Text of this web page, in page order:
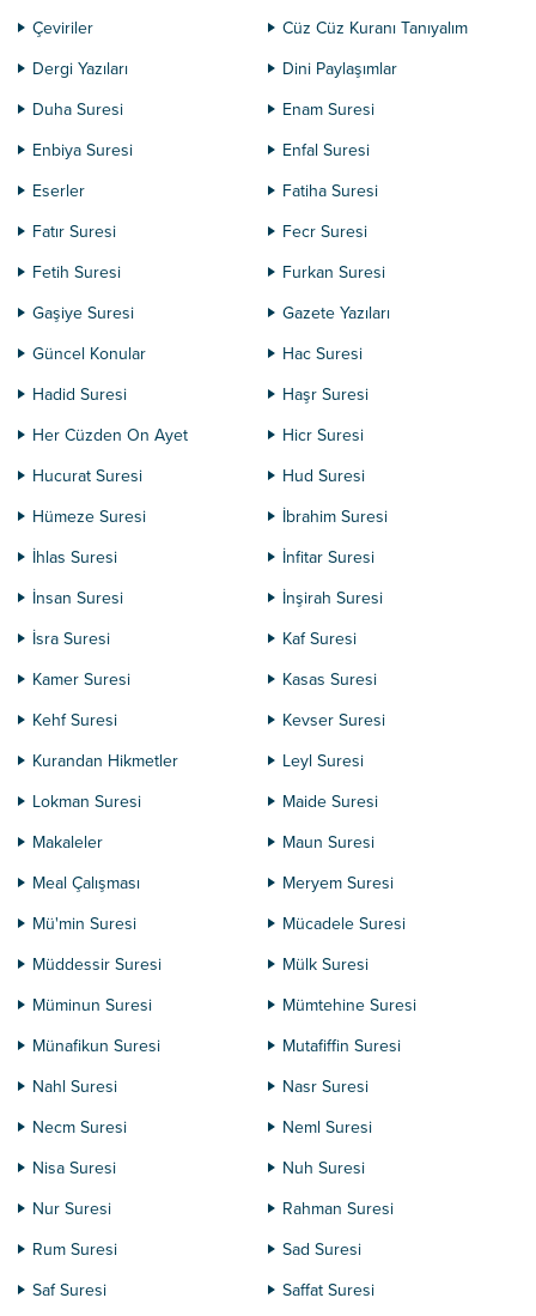
Çeviriler
Cüz Cüz Kuranı Tanıyalım
Dergi Yazıları
Dini Paylaşımlar
Duha Suresi
Enam Suresi
Enbiya Suresi
Enfal Suresi
Eserler
Fatiha Suresi
Fatır Suresi
Fecr Suresi
Fetih Suresi
Furkan Suresi
Gaşiye Suresi
Gazete Yazıları
Güncel Konular
Hac Suresi
Hadid Suresi
Haşr Suresi
Her Cüzden On Ayet
Hicr Suresi
Hucurat Suresi
Hud Suresi
Hümeze Suresi
İbrahim Suresi
İhlas Suresi
İnfitar Suresi
İnsan Suresi
İnşirah Suresi
İsra Suresi
Kaf Suresi
Kamer Suresi
Kasas Suresi
Kehf Suresi
Kevser Suresi
Kurandan Hikmetler
Leyl Suresi
Lokman Suresi
Maide Suresi
Makaleler
Maun Suresi
Meal Çalışması
Meryem Suresi
Mü'min Suresi
Mücadele Suresi
Müddessir Suresi
Mülk Suresi
Müminun Suresi
Mümtehine Suresi
Münafikun Suresi
Mutafiffin Suresi
Nahl Suresi
Nasr Suresi
Necm Suresi
Neml Suresi
Nisa Suresi
Nuh Suresi
Nur Suresi
Rahman Suresi
Rum Suresi
Sad Suresi
Saf Suresi
Saffat Suresi